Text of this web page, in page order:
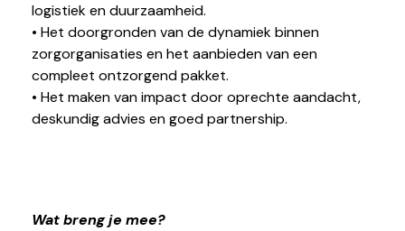
logistiek en duurzaamheid.
• Het doorgronden van de dynamiek binnen
zorgorganisaties en het aanbieden van een
compleet ontzorgend pakket.
• Het maken van impact door oprechte aandacht,
deskundig advies en goed partnership.
Wat breng je mee?